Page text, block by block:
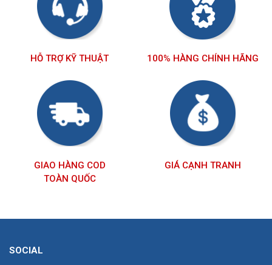
HỖ TRỢ KỸ THUẬT 100% HÀNG CHÍNH HÃNG
GIAO HÀNG COD
TOÀN QUỐC
GIÁ CẠNH TRANH
SOCIAL